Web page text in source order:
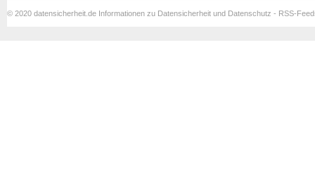
© 2020 datensicherheit.de Informationen zu Datensicherheit und Datenschutz - RSS-